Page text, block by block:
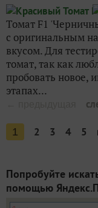
Томат F1
с оригинальным
вкусом. Для
томат, так как
пробовать новое,
этапах...
1 2 3 4 5
Попробуйте
помощью